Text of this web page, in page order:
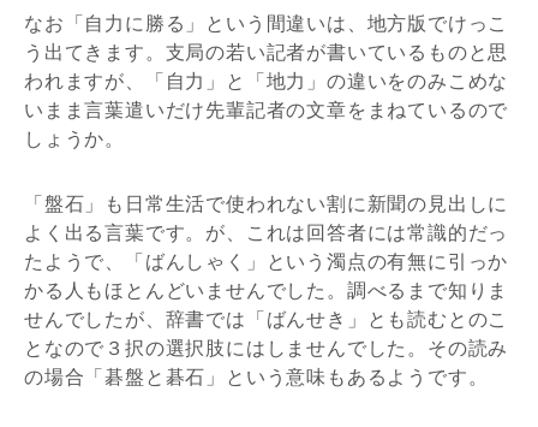
なお「自力に勝る」という間違いは、地方版でけっこ
う出てきます。支局の若い記者が書いているものと思
われますが、「自力」と「地力」の違いをのみこめな
いまま言葉遣いだけ先輩記者の文章をまねているので
しょうか。
「盤石」も日常生活で使われない割に新聞の見出しに
よく出る言葉です。が、これは回答者には常識的だっ
たようで、「ばんしゃく」という濁点の有無に引っか
かる人もほとんどいませんでした。調べるまで知りま
せんでしたが、辞書では「ばんせき」とも読むとのこ
となので３択の選択肢にはしませんでした。その読み
の場合「碁盤と碁石」という意味もあるようです。